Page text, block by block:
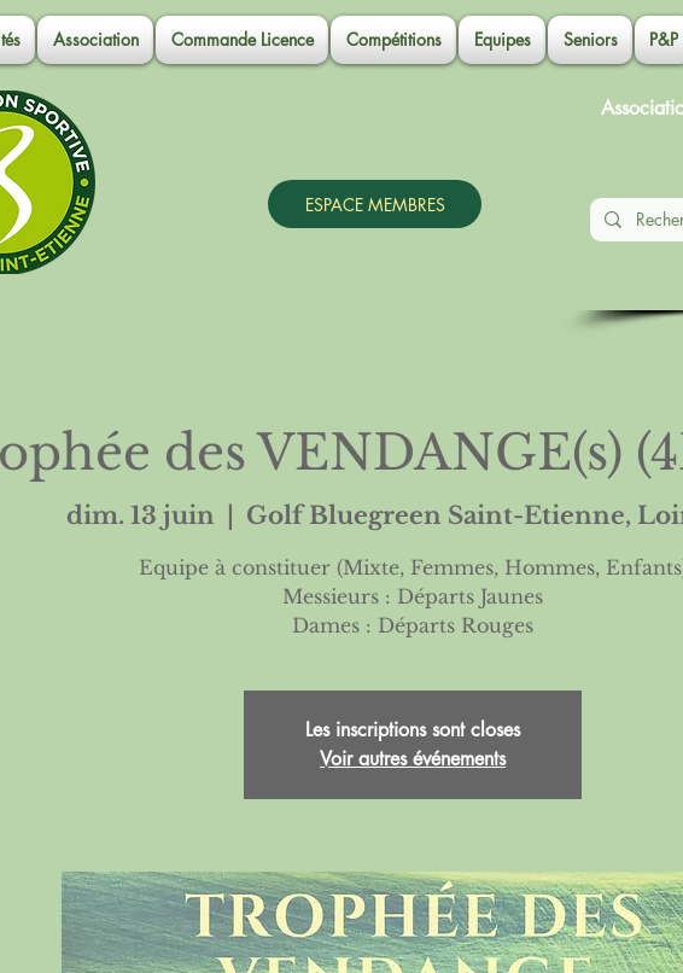
Association Commande Licence Compétitions Equipes Seniors P&P
ESPACE MEMBRES
des VENDANGE(s)
dim. 13 juin
  |
Golf Bluegreen Saint-Etienne,
Equipe à constituer (Mixte, Femmes, Hommes,
Messieurs : Départs Jaunes
Dames : Départs Rouges
Les inscriptions sont closes
Voir autres événements